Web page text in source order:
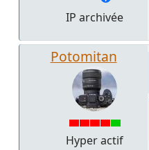
IP archivée
Potomitan
Hyper actif